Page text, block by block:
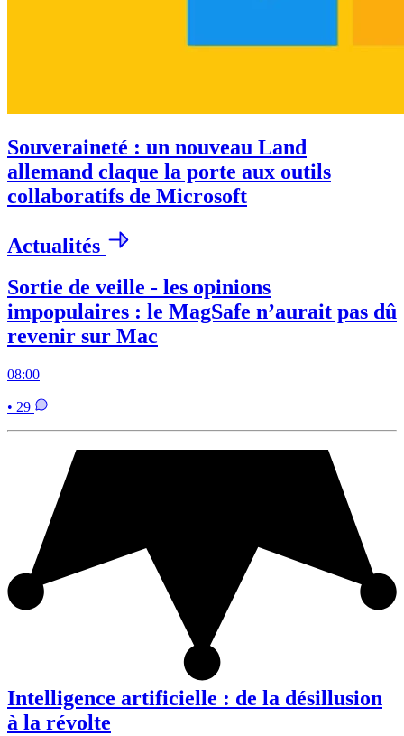
Souveraineté : un nouveau Land
allemand claque la porte aux outils
collaboratifs de Microsoft
Actualités
Sortie de veille - les opinions
impopulaires : le MagSafe n’aurait pas dû
revenir sur Mac
08:00
• 29
Intelligence artificielle : de la désillusion
à la révolte